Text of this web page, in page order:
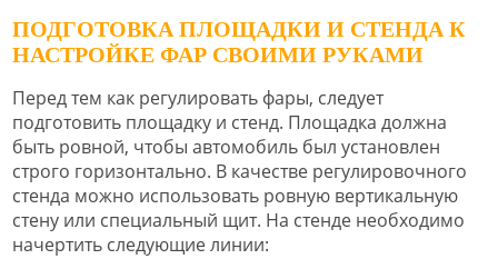
ПОДГОТОВКА ПЛОЩАДКИ И СТЕНДА К
НАСТРОЙКЕ ФАР СВОИМИ РУКАМИ
Перед тем как регулировать фары, следует
подготовить площадку и стенд. Площадка должна
быть ровной, чтобы автомобиль был установлен
строго горизонтально. В качестве регулировочного
стенда можно использовать ровную вертикальную
стену или специальный щит. На стенде необходимо
начертить следующие линии: